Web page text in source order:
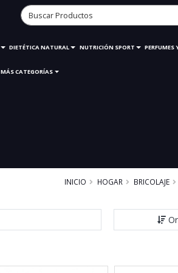
DIETÉTICA NATURAL NUTRICIÓN SPORT PERFUMES
MÁS CATEGORÍAS
INICIO HOGAR BRICOLAJE